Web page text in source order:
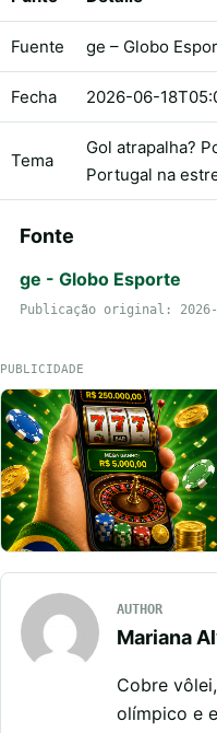
Fuente ge – Globo
Fecha 2026-06-
Tema
Gol atrapalha?
Portugal na
Fonte
ge - Globo Esporte
Publicação original: 2026-
PUBLICIDADE
AUTHOR
Mariana
Cobre
olímpico e